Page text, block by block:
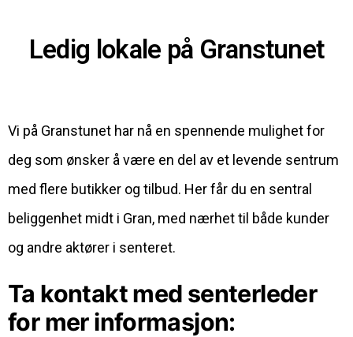
Ledig lokale på Granstunet
Vi på Granstunet har nå en spennende mulighet for
deg som ønsker å være en del av et levende sentrum
med flere butikker og tilbud. Her får du en sentral
beliggenhet midt i Gran, med nærhet til både kunder
og andre aktører i senteret.
Ta kontakt med senterleder
for mer informasjon: